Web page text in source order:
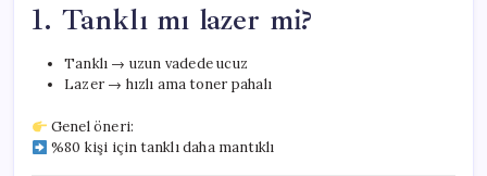
1. Tanklı mı lazer mi?
Tanklı → uzun vadede ucuz
Lazer → hızlı ama toner pahalı
Genel öneri:
%80 kişi için tanklı daha mantıklı